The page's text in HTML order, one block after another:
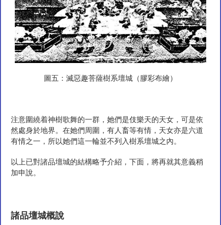
圖五：滅惡趣菩薩樹系壇城（膠彩布繪）
注意圍繞着神樹歌舞的一群，她們是伎樂天的天女，可是依
然處身於地界。在她們周圍，有人畜等有情，天女亦是六道
有情之一，所以她們這一輪並不列入樹系壇城之內。
以上已對諸品壇城的結構略予介紹，下面，將再就其意義稍
加申說。
諸品壇城概說